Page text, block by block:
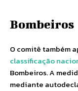
Bombeiros
O comitê também
classificação
Bombeiros. A
mediante